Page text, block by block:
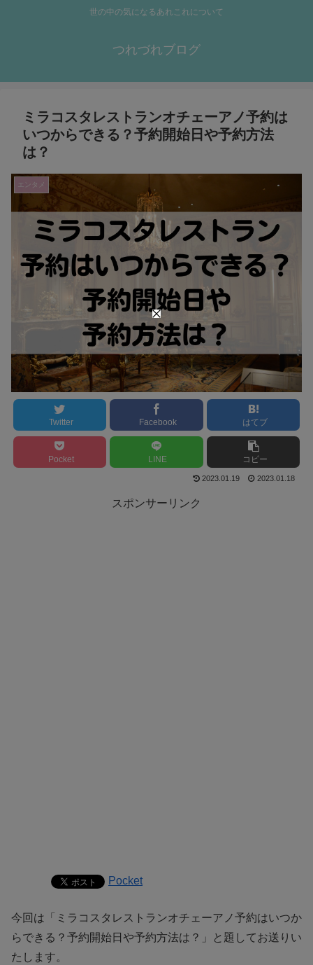
世の中の気になるあれこれについて
つれづれブログ
ミラコスタレストランオチェーアノ予約は
いつからできる？予約開始日や予約方法
は？
エンタメ
Twitter Facebook はてブ
Pocket LINE コピー
2023.01.19 2023.01.18
スポンサーリンク
Pocket
今回は「ミラコスタレストランオチェーアノ予約はいつか
らできる？予約開始日や予約方法は？」と題してお送りい
たします。